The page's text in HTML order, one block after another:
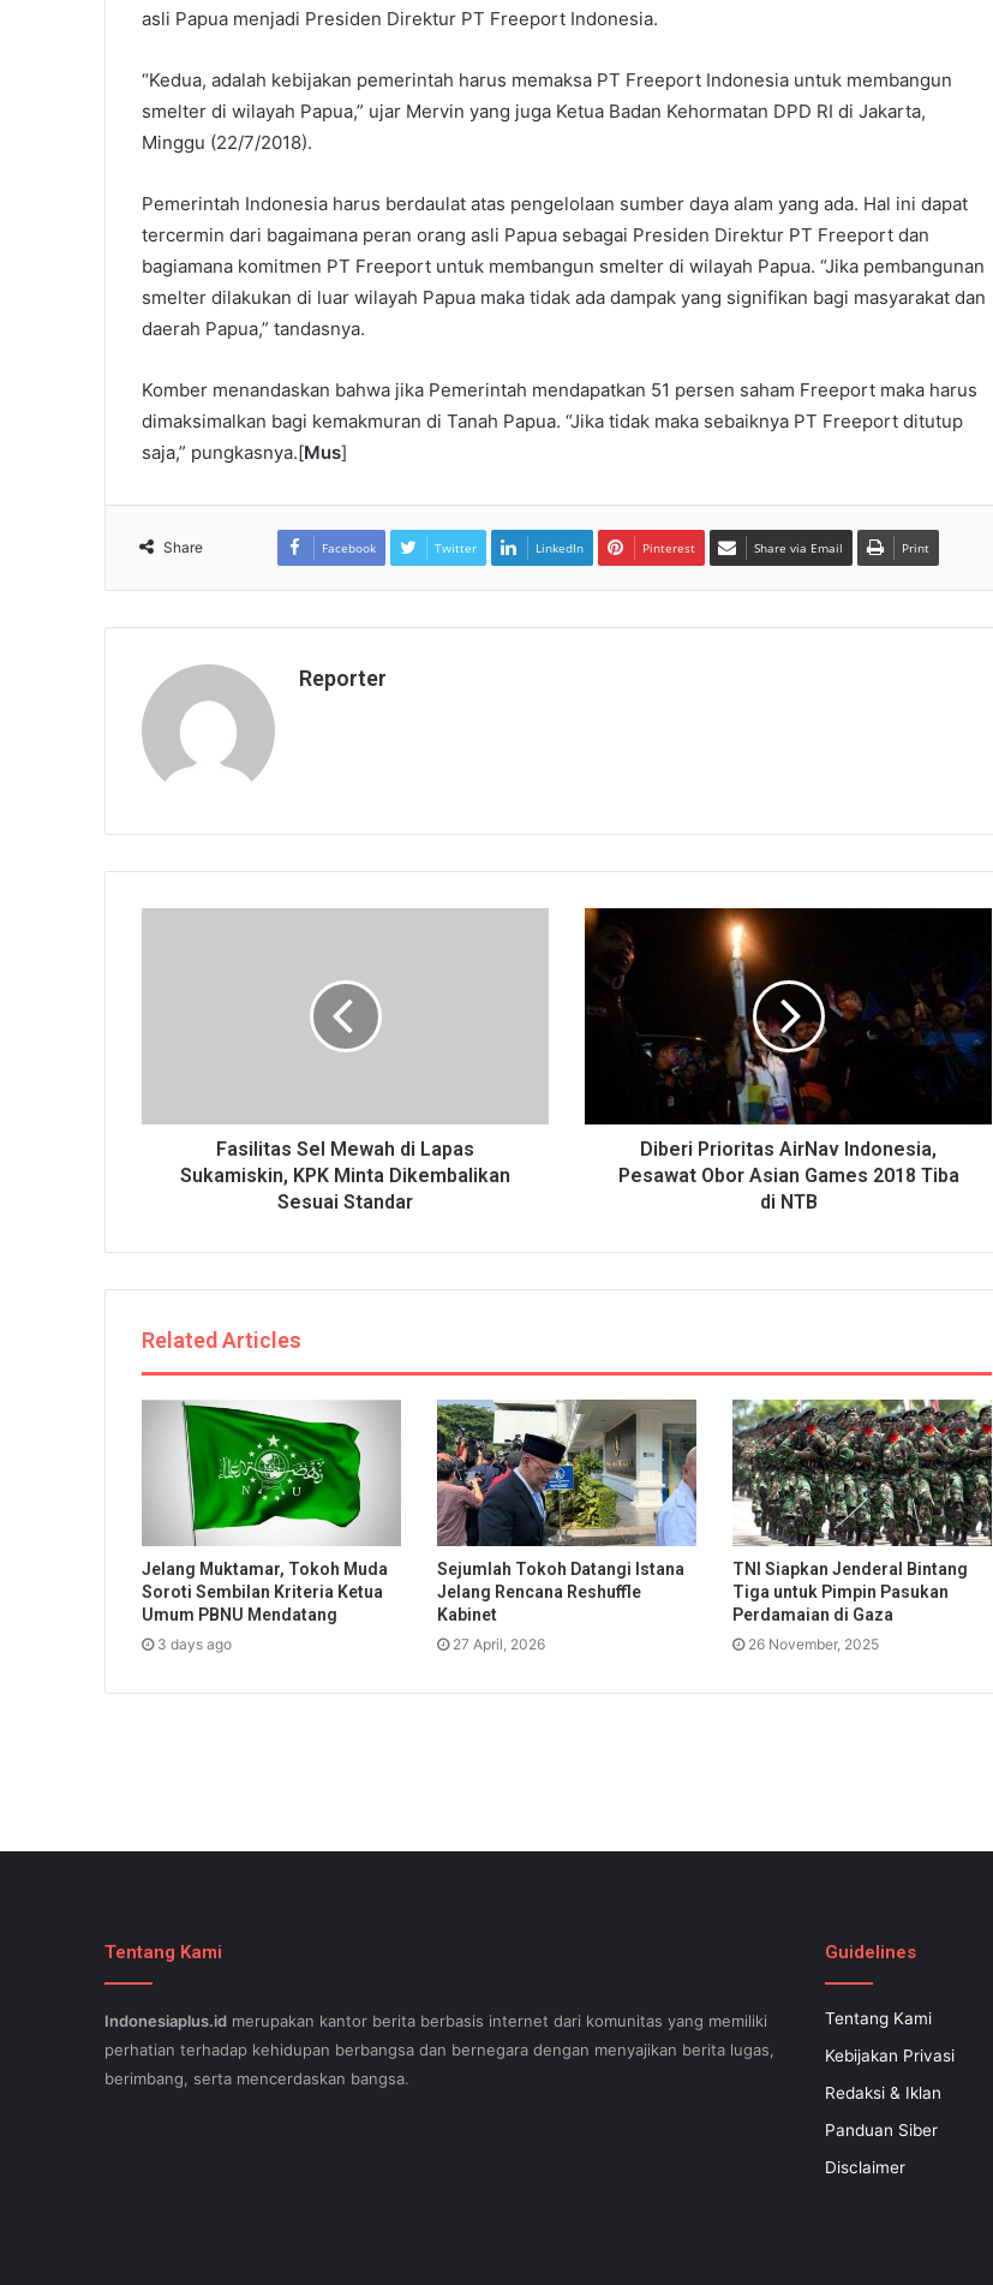
asli Papua menjadi Presiden Direktur PT Freeport Indonesia.
“Kedua, adalah kebijakan pemerintah harus memaksa PT Freeport Indonesia untuk membangun
smelter di wilayah Papua,” ujar Mervin yang juga Ketua Badan Kehormatan DPD RI di Jakarta,
Minggu (22/7/2018).
Pemerintah Indonesia harus berdaulat atas pengelolaan sumber daya alam yang ada. Hal ini dapat
tercermin dari bagaimana peran orang asli Papua sebagai Presiden Direktur PT Freeport dan
bagiamana komitmen PT Freeport untuk membangun smelter di wilayah Papua. “Jika pembangunan
smelter dilakukan di luar wilayah Papua maka tidak ada dampak yang signifikan bagi masyarakat dan
daerah Papua,” tandasnya.
Komber menandaskan bahwa jika Pemerintah mendapatkan 51 persen saham Freeport maka harus
dimaksimalkan bagi kemakmuran di Tanah Papua. “Jika tidak maka sebaiknya PT Freeport ditutup
saja,” pungkasnya.[Mus]
Share Facebook Twitter LinkedIn Pinterest Share via Email Print
Reporter
Fasilitas Sel Mewah di Lapas
Sukamiskin, KPK Minta Dikembalikan
Sesuai Standar
Diberi Prioritas AirNav Indonesia,
Pesawat Obor Asian Games 2018 Tiba
di NTB
Related Articles
Jelang Muktamar, Tokoh Muda
Soroti Sembilan Kriteria Ketua
Umum PBNU Mendatang
3 days ago
Sejumlah Tokoh Datangi Istana
Jelang Rencana Reshuffle
Kabinet
27 April, 2026
TNI Siapkan Jenderal Bintang
Tiga untuk Pimpin Pasukan
Perdamaian di Gaza
26 November, 2025
Tentang Kami
Indonesiaplus.id merupakan kantor berita berbasis internet dari komunitas yang memiliki
perhatian terhadap kehidupan berbangsa dan bernegara dengan menyajikan berita lugas,
berimbang, serta mencerdaskan bangsa.
Guidelines
Tentang Kami
Kebijakan Privasi
Redaksi & Iklan
Panduan Siber
Disclaimer